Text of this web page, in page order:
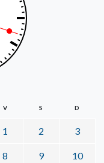
V S D
1 2 3
8 9 10